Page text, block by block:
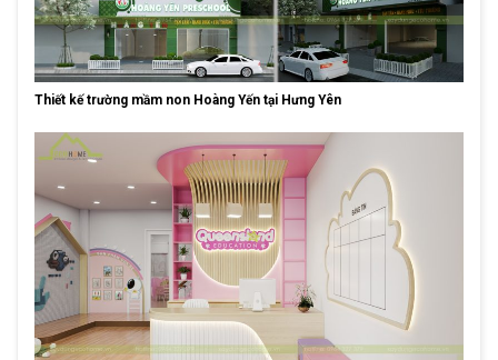
Thiết kế trường mầm non Hoàng Yến tại Hưng Yên